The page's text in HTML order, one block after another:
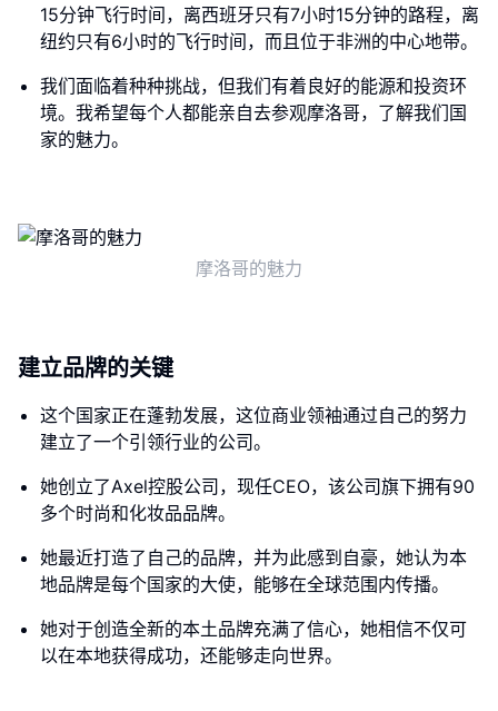
15分钟飞行时间，离西班牙只有7小时15分钟的路程，离
纽约只有6小时的飞行时间，而且位于非洲的中心地带。
我们面临着种种挑战，但我们有着良好的能源和投资环
境。我希望每个人都能亲自去参观摩洛哥，了解我们国
家的魅力。
摩洛哥的魅力
建立品牌的关键
这个国家正在蓬勃发展，这位商业领袖通过自己的努力
建立了一个引领行业的公司。
她创立了Axel控股公司，现任CEO，该公司旗下拥有90
多个时尚和化妆品品牌。
她最近打造了自己的品牌，并为此感到自豪，她认为本
地品牌是每个国家的大使，能够在全球范围内传播。
她对于创造全新的本土品牌充满了信心，她相信不仅可
以在本地获得成功，还能够走向世界。